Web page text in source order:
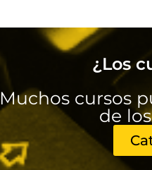
¿Los
Muchos cursos
de